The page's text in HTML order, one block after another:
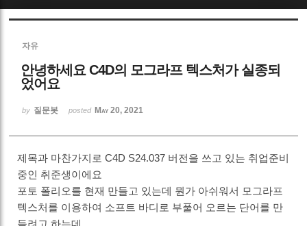
자유
안녕하세요 C4D의 모그라프 텍스처가 실종되
었어요
by 질문봇 posted May 20, 2021
제목과 마찬가지로 C4D S24.037 버전을 쓰고 있는 취업준비
중인 취준생이에요
포토 폴리오를 현재 만들고 있는데 뭔가 아쉬워서 모그라프
텍스처를 이용하여 소프트 바디로 부풀어 오르는 단어를 만
들려고 하는데
Sketchbook5, 스케치북5
Sketchbook5, 스케치북5